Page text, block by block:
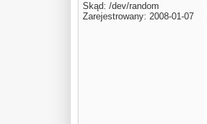
Skąd: /dev/random
Zarejestrowany: 2008-01-07